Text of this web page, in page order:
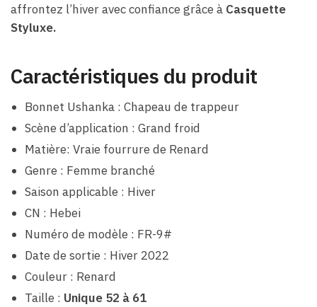
affrontez l’hiver avec confiance grâce à Casquette
Styluxe.
Caractéristiques du produit
Bonnet Ushanka : Chapeau de trappeur
Scène d’application : Grand froid
Matière: Vraie fourrure de Renard
Genre : Femme branché
Saison applicable : Hiver
CN : Hebei
Numéro de modèle : FR-9#
Date de sortie : Hiver 2022
Couleur : Renard
Taille : Unique 52 à 61